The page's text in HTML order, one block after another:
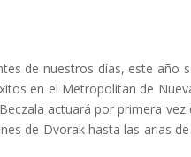
de nuestros días, este año
en el Metropolitan de
actuará por primera
de Dvorak hasta las arias